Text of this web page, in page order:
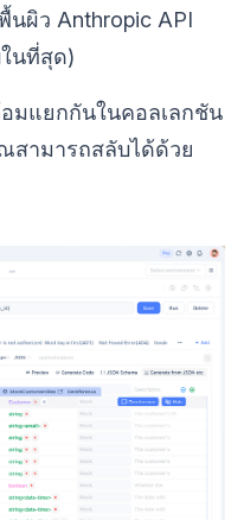
นผิว Anthropic API
นที่สุด)
มแยกกันในคอลเลกชัน
สามารถสลับได้ด้วย